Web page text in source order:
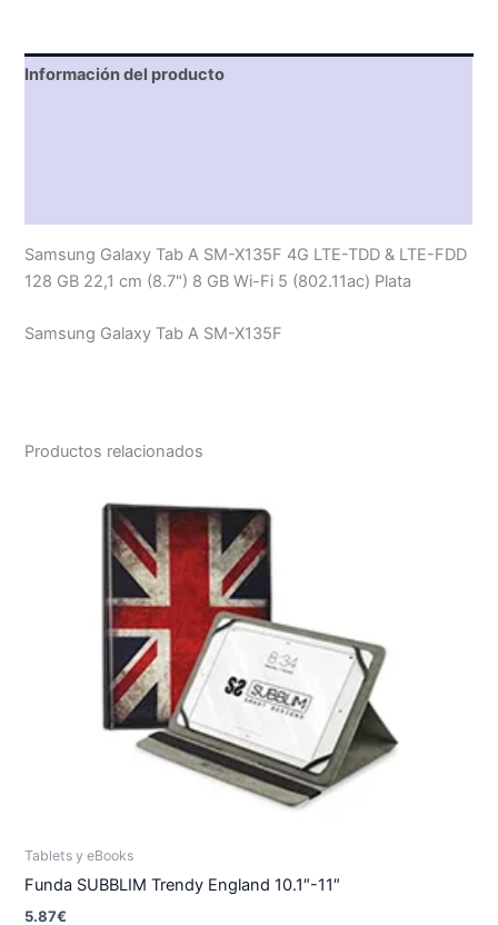
Información del producto
Samsung Galaxy Tab A SM-X135F 4G LTE-TDD & LTE-FDD
128 GB 22,1 cm (8.7") 8 GB Wi-Fi 5 (802.11ac) Plata
Samsung Galaxy Tab A SM-X135F
Productos relacionados
Tablets y eBooks
Funda SUBBLIM Trendy England 10.1″-11″
5.87€